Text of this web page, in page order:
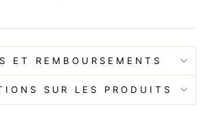
ET REMBOURSEMENTS
SUR LES PRODUITS